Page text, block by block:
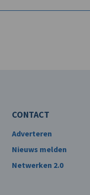
CONTACT
Adverteren
Nieuws melden
Netwerken 2.0